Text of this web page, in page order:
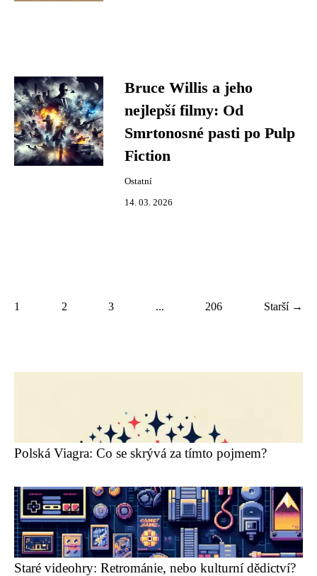
Bruce Willis a jeho
nejlepší filmy: Od
Smrtonosné pasti po Pulp
Fiction
Ostatní
14. 03. 2026
1 2 3 ... 206 Starší →
Polská Viagra: Co se skrývá za tímto pojmem?
Staré videohry: Retrománie, nebo kulturní dědictví?